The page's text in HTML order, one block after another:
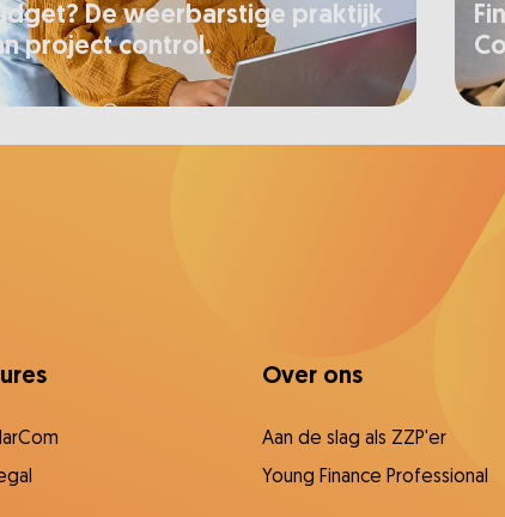
De weerbarstige praktijk
project control.
Over ons
Aan de slag als ZZP'er
Young Finance Professional